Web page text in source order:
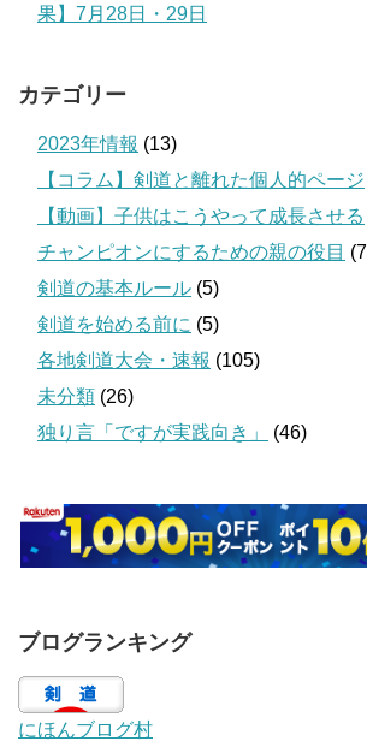
果】7月28日・29日
カテゴリー
2023年情報 (13)
【コラム】剣道と離れた個人的ページ
【動画】子供はこうやって成長させる
チャンピオンにするための親の役目
剣道の基本ルール (5)
剣道を始める前に (5)
各地剣道大会・速報 (105)
未分類 (26)
独り言「ですが実践向き」
(46)
ブログランキング
にほんブログ村